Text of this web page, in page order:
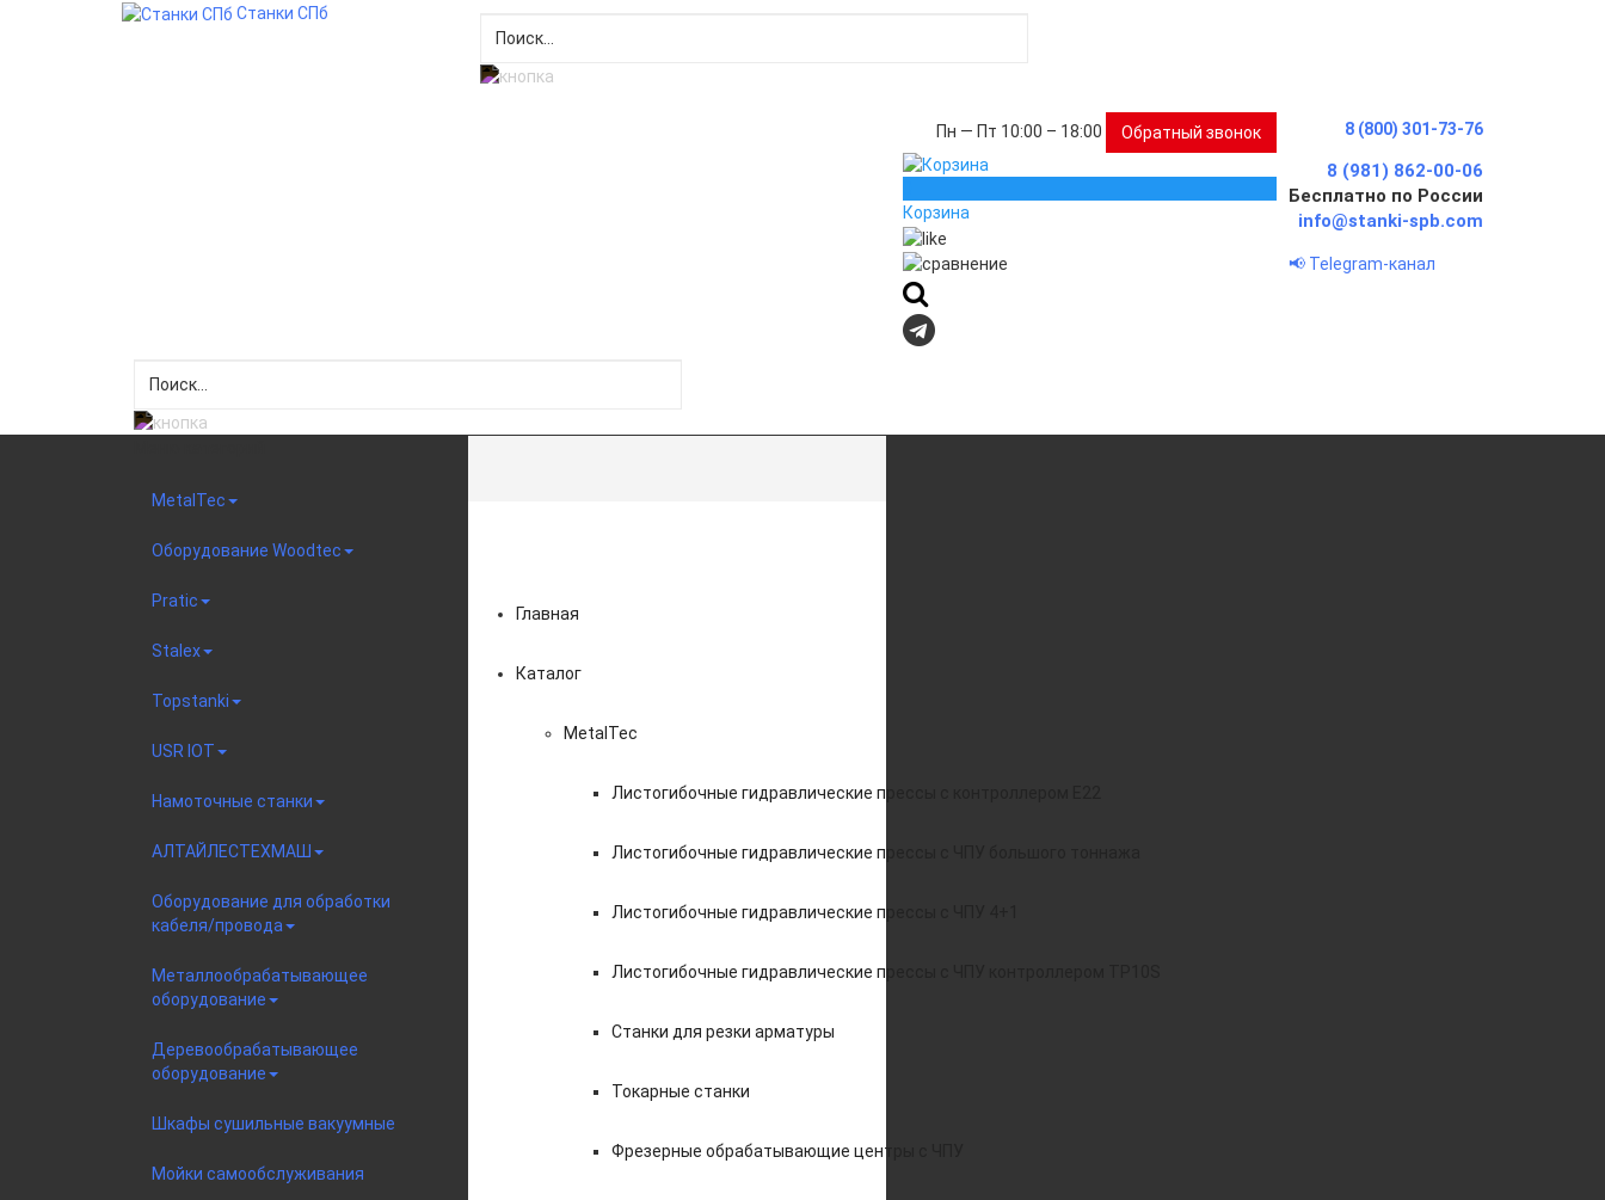
Станки СПб
Пн — Пт 10:00 – 18:00 Обратный звонок
Корзина
8 (800) 301-73-76
8 (981) 862-00-06
Бесплатно по России
info@stanki-spb.com
📢 Telegram-канал
MetalTec
Оборудование Woodtec
Pratic
Stalex
Topstanki
USR IOT
Намоточные станки
АЛТАЙЛЕСТЕХМАШ
Оборудование для обработки
кабеля/провода
Металлообрабатывающее
оборудование
Деревообрабатывающее
оборудование
Шкафы сушильные вакуумные
Мойки самообслуживания
Главная
Каталог
MetalTec
Листогибочные гидравлические прессы с контроллером E22
Листогибочные гидравлические прессы с ЧПУ большого тоннажа
Листогибочные гидравлические прессы с ЧПУ 4+1
Листогибочные гидравлические прессы с ЧПУ контроллером TP10S
Станки для резки арматуры
Токарные станки
Фрезерные обрабатывающие центры с ЧПУ